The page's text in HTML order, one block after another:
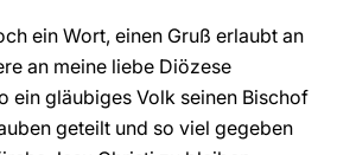
ein Wort, einen Gruß erlaubt an
an meine liebe Diözese
ein gläubiges Volk seinen Bischof
geteilt und so viel gegeben